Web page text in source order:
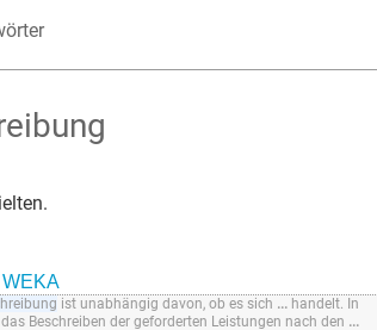
ist unabhängig davon, ob es sich ... handelt. In
Beschreiben der geforderten Leistungen nach den ...